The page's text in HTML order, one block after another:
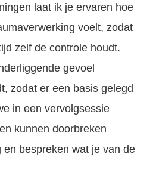
laat ik je ervaren hoe
voelt, zodat
zelf de controle houdt.
gevoel
zodat er een basis gelegd
in een vervolgsessie
kunnen doorbreken
en bespreken wat je van de